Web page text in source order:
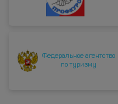
Федеральное агентство
по туризму